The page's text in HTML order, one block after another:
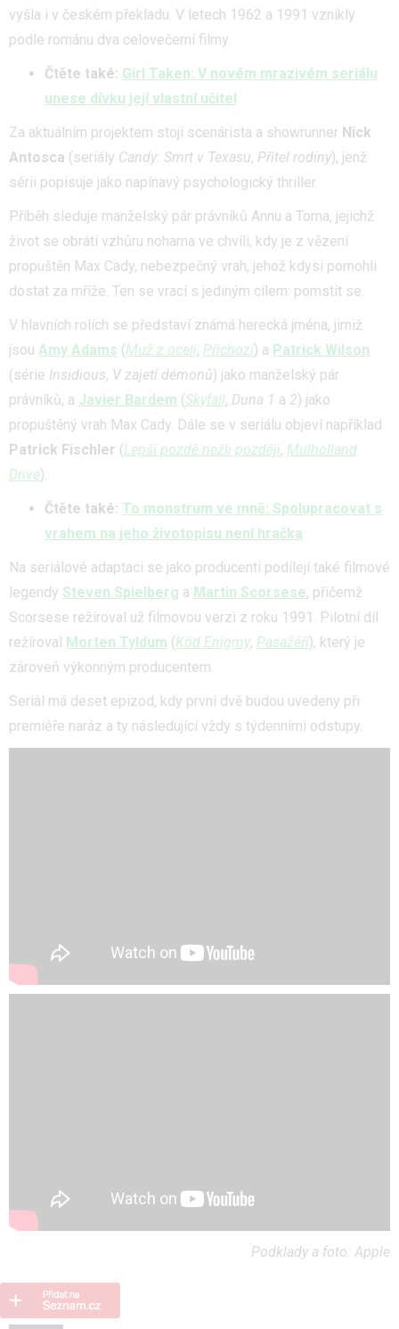
vyšla i v českém překladu. V letech 1962 a 1991 vznikly
podle románu dva celovečerní filmy.
Čtěte také: Girl Taken: V novém mrazivém seriálu
unese dívku její vlastní učitel
Za aktuálním projektem stojí scenárista a showrunner Nick
Antosca (seriály Candy: Smrt v Texasu, Přítel rodiny), jenž
sérii popisuje jako napínavý psychologický thriller.
Příběh sleduje manželský pár právníků Annu a Toma, jejichž
život se obrátí vzhůru nohama ve chvíli, kdy je z vězení
propuštěn Max Cady, nebezpečný vrah, jehož kdysi pomohli
dostat za mříže. Ten se vrací s jediným cílem: pomstít se.
V hlavních rolích se představí známá herecká jména, jimiž
jsou Amy Adams (Muž z oceli, Příchozí) a Patrick Wilson
(série Insidious, V zajetí démonů) jako manželský pár
právníků, a Javier Bardem (Skyfall, Duna 1 a 2) jako
propuštěný vrah Max Cady. Dále se v seriálu objeví například
Patrick Fischler (Lepší pozdě nežli později, Mulholland
Drive).
Čtěte také: To monstrum ve mně: Spolupracovat s
vrahem na jeho životopisu není hračka
Na seriálové adaptaci se jako producenti podílejí také filmové
legendy Steven Spielberg a Martin Scorsese, přičemž
Scorsese režíroval už filmovou verzi z roku 1991. Pilotní díl
režíroval
Morten Tyldum (Kód Enigmy, Pasažéři), který je
zároveň výkonným producentem.
Seriál má deset epizod, kdy první dvě budou uvedeny při
premiéře naráz a ty následující vždy s týdenními odstupy.
Podklady a foto: Apple